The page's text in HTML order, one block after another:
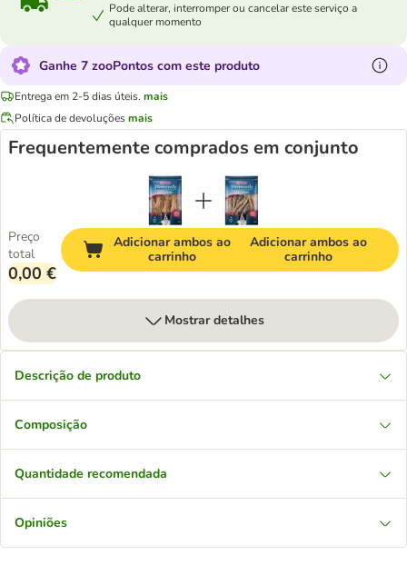
Pode alterar, interromper ou cancelar este serviço a
qualquer momento
Ganhe 7 zooPontos com este produto
Entrega em 2-5 dias úteis. mais
Política de devoluçõesmais
Frequentemente comprados em conjunto
Preço
total
0,00 €
Adicionar ambos ao
carrinho
Adicionar ambos ao
carrinho
Mostrar detalhes
Descrição de produto
Composição
Quantidade recomendada
Opiniões